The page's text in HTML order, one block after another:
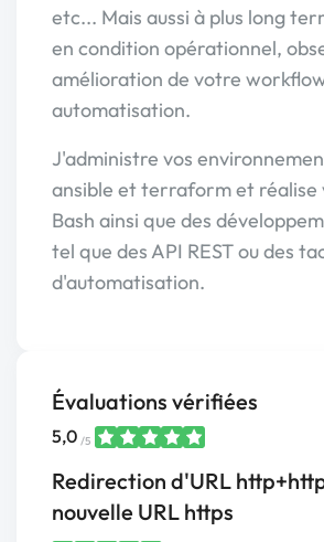
etc... Mais aussi à plus long
en condition opérationnel,
amélioration de votre
automatisation.
J'administre vos
ansible et terraform et réalise
Bash ainsi que des
tel que des API REST ou des
d'automatisation.
Évaluations vérifiées
5,0 /5
Redirection d'URL
nouvelle URL https